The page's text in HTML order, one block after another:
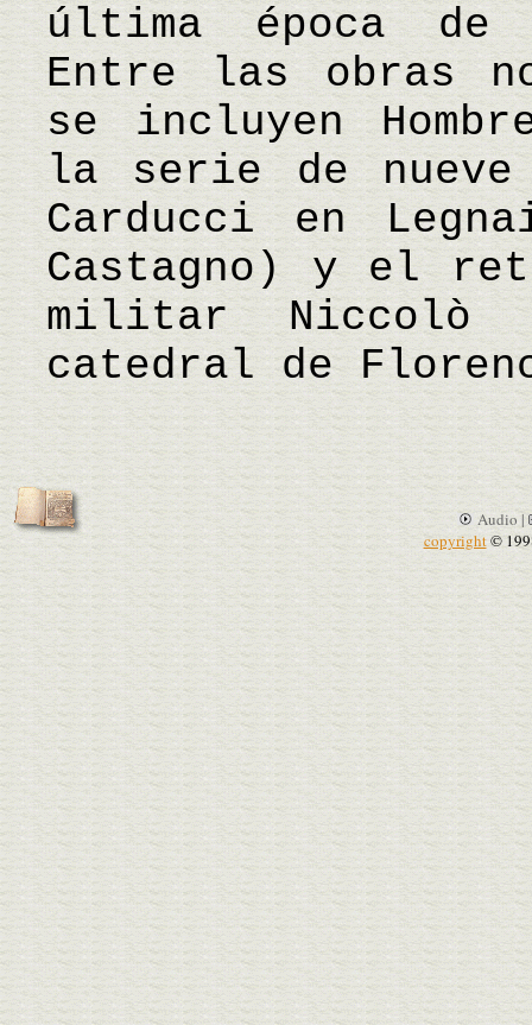
última época de
Entre las obras
se incluyen
la serie de
Carducci en
Castagno) y el
militar Niccolò
catedral de
Audio |
copyright©